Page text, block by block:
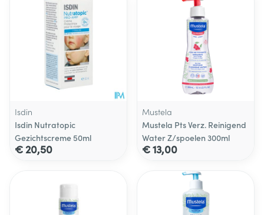
Isdin
Isdin Nutratopic
Gezichtscreme 50ml
€ 20,50
Mustela
Mustela Pts Verz. Reinigend
Water Z/spoelen 300ml
€ 13,00